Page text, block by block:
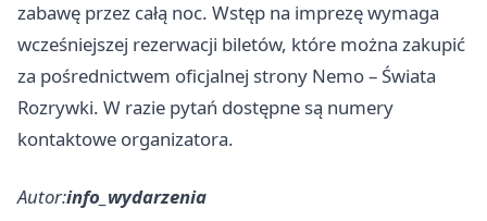
zabawę przez całą noc. Wstęp na imprezę wymaga
wcześniejszej rezerwacji biletów, które można zakupić
za pośrednictwem oficjalnej strony Nemo – Świata
Rozrywki. W razie pytań dostępne są numery
kontaktowe organizatora.
Autor:info_wydarzenia